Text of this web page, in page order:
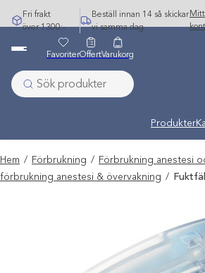
Hoppa
till
Fri frakt
över 1300:-
Beställ innan 14 så skickar
vi samma dag
Mitt
Produkter
FavoriterOffertVarukorg
Hem / Förbrukning / Förbrukning anestesi
förbrukning anestesi & övervakning /